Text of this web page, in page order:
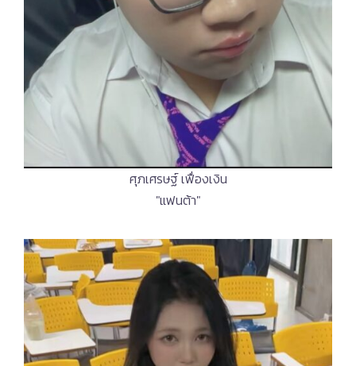
ศุภเศรษฐ์ เฟื่องเงิน
"แฟนต้า"